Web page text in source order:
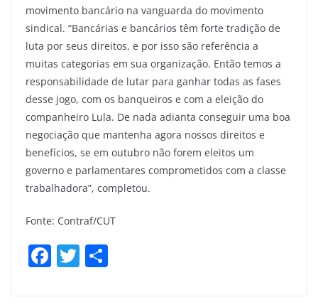
movimento bancário na vanguarda do movimento
sindical. “Bancárias e bancários têm forte tradição de
luta por seus direitos, e por isso são referência a
muitas categorias em sua organização. Então temos a
responsabilidade de lutar para ganhar todas as fases
desse jogo, com os banqueiros e com a eleição do
companheiro Lula. De nada adianta conseguir uma boa
negociação que mantenha agora nossos direitos e
benefícios, se em outubro não forem eleitos um
governo e parlamentares comprometidos com a classe
trabalhadora”, completou.
Fonte: Contraf/CUT
F T